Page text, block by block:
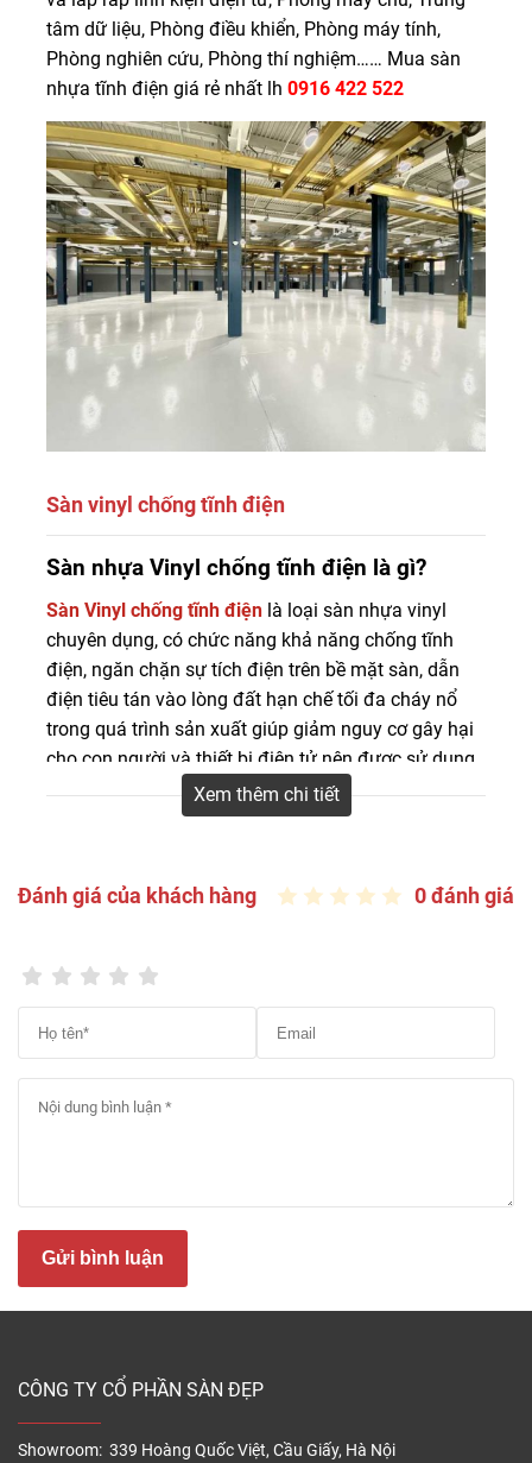
tâm dữ liệu, Phòng điều khiển, Phòng máy tính,
Phòng nghiên cứu, Phòng thí nghiệm…… Mua sàn
nhựa tĩnh điện giá rẻ nhất lh 0916 422 522
Sàn vinyl chống tĩnh điện
Sàn Đẹp chuyên cung cấp sàn vinyl chống tĩnh điện với
mẫu mã đa dạng, chất lượng đảm bảo, giá tốt... Mua
sàn nhựa chống tĩnh điện giá rẻ nhất lh 0916 422 522
Sàn nhựa Vinyl chống tĩnh điện là gì?
Sàn Vinyl chống tĩnh điện là loại sàn nhựa vinyl
chuyên dụng, có chức năng khả năng chống tĩnh
điện, ngăn chặn sự tích điện trên bề mặt sàn, dẫn
điện tiêu tán vào lòng đất hạn chế tối đa cháy nổ
trong quá trình sản xuất giúp giảm nguy cơ gây hại
cho con người và thiết bị điện tử nên được sử dụng
phổ biến trong các công trình như văn phòng, nhà
máy sản xuất, bệnh viện và các khu vực công cộng
Sàn nhựa Vinyl chống tĩnh điện là gì
Cấu tạo sàn Vinyl tĩnh điện
Sàn nhựa Vinyl chống tĩnh điện bán trên thị trường
được thiết kế 2 dạng là dạng cuộn hoặc dạng tấm
vuông với cấu tạo bởi 4 lớp bao gồm:
–Lớp bề mặt (lớp Layer): Lớp này có tác dụng giúp
Xem thêm chi tiết
Đánh giá của khách hàng 0 đánh giá
Gửi bình luận
CÔNG TY CỔ PHẦN SÀN ĐẸP
Showroom: 339 Hoàng Quốc Việt, Cầu Giấy, Hà Nội